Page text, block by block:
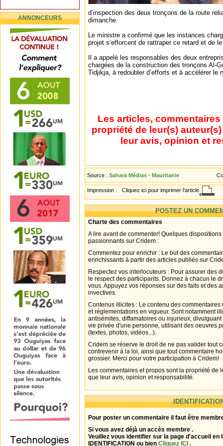
ANNONCEURS
d’inspection des deux tronçons de la route
dimanche.
Le ministre a confirmé que les instances
projet s’efforcent de rattraper ce retard et de
Il a appelé les responsables des deux
chargées de la construction des tronçons Al-
Tidjikja, à redoubler d’efforts et à accélérer le
Les articles,
propriété de leur(s)
leur avis, opinion et
Source : Sahara Médias - Mauritanie
Impression : Cliquez ici pour imprimer l'article
POSTEZ UN
Charte des commentaires
A lire avant de commenter! Quelques
passionnants sur Cridem :
Commentez pour enrichir : Le but des
enrichissants à partir des articles publiés sur
Respectez vos interlocuteurs : Pour assurer des
le respect des participants. Donnez à chacun le
vous. Appuyez vos réponses sur des faits et des
invectives.
Contenus illicites : Le contenu des
et réglementations en vigueur. Sont notamment
antisémites, diffamatoires ou injurieux,
vie privée d'une personne, utilisant des oeuvres
(textes, photos, vidéos...).
Cridem se réserve le droit de ne pas valider tout
contrevenir à la loi, ainsi que tout commentaire
grossier. Merci pour votre participation à Cridem!
Les commentaires et propos sont la propriété de
que leur avis, opinion et responsabilité.
Pour poster un commentaire il faut être
Si vous avez déjà un accès membre .
Veuillez vous identifier sur la page d'accueil en
IDENTIFICATION ou bien Cliquez ICI .